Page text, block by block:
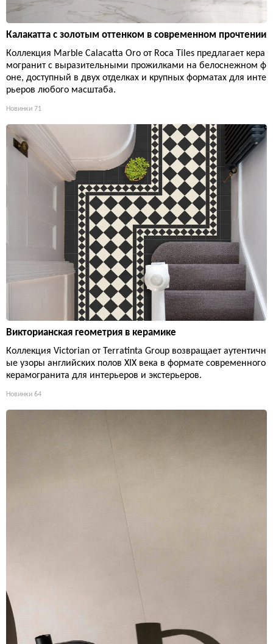
Калакатта с золотым оттенком в современном прочтении
Коллекция Marble Calacatta Oro от Roca Tiles предлагает кера
могранит с выразительными прожилками на белоснежном ф
оне, доступный в двух отделках и крупных форматах для инте
рьеров любого масштаба.
Новинки 71
Викторианская геометрия в керамике
Коллекция Victorian от Terratinta Group возвращает аутентичн
ые узоры английских полов XIX века в формате современного
керамогранита для интерьеров и экстерьеров.
Новинки 64